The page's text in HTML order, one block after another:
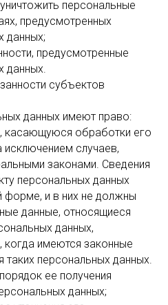
персональные
предусмотренных
данных;
предусмотренные
данных.
субъектов
данных имеют право:
касающуюся обработки его
исключением случаев,
законами. Сведения
персональных данных
форме, и в них не должны
данные, относящиеся
данных,
когда имеются законные
таких персональных данных.
ее получения
данных;